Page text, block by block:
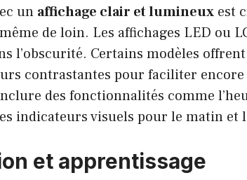
un affichage clair et lumineux est
de loin. Les affichages LED ou
l’obscurité. Certains modèles
contrastantes pour faciliter
des fonctionnalités comme
indicateurs visuels pour le matin et
et apprentissage